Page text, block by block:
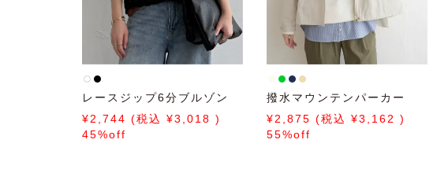
レースジップ6分ブルゾン
2,744
3,018
45%off
撥水マウンテンパーカー
2,875
3,162
55%off